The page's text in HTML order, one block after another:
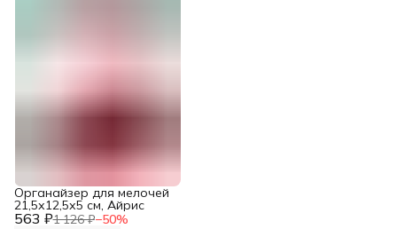
563 ₽1 126 ₽−50%
Органайзер для мелочей
21,5х12,5х5 см, Айрис